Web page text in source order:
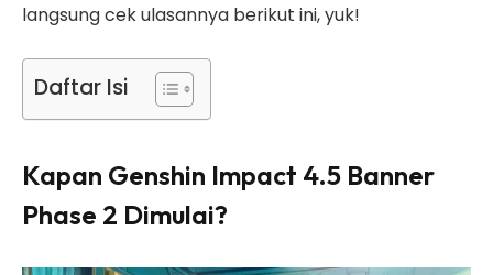
langsung cek ulasannya berikut ini, yuk!
Daftar Isi
Kapan Genshin Impact 4.5 Banner
Phase 2 Dimulai?